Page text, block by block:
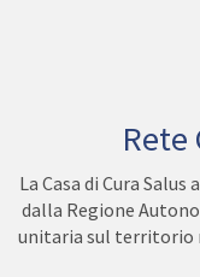
Rete
La Casa di Cura Salus
dalla Regione
unitaria sul territorio